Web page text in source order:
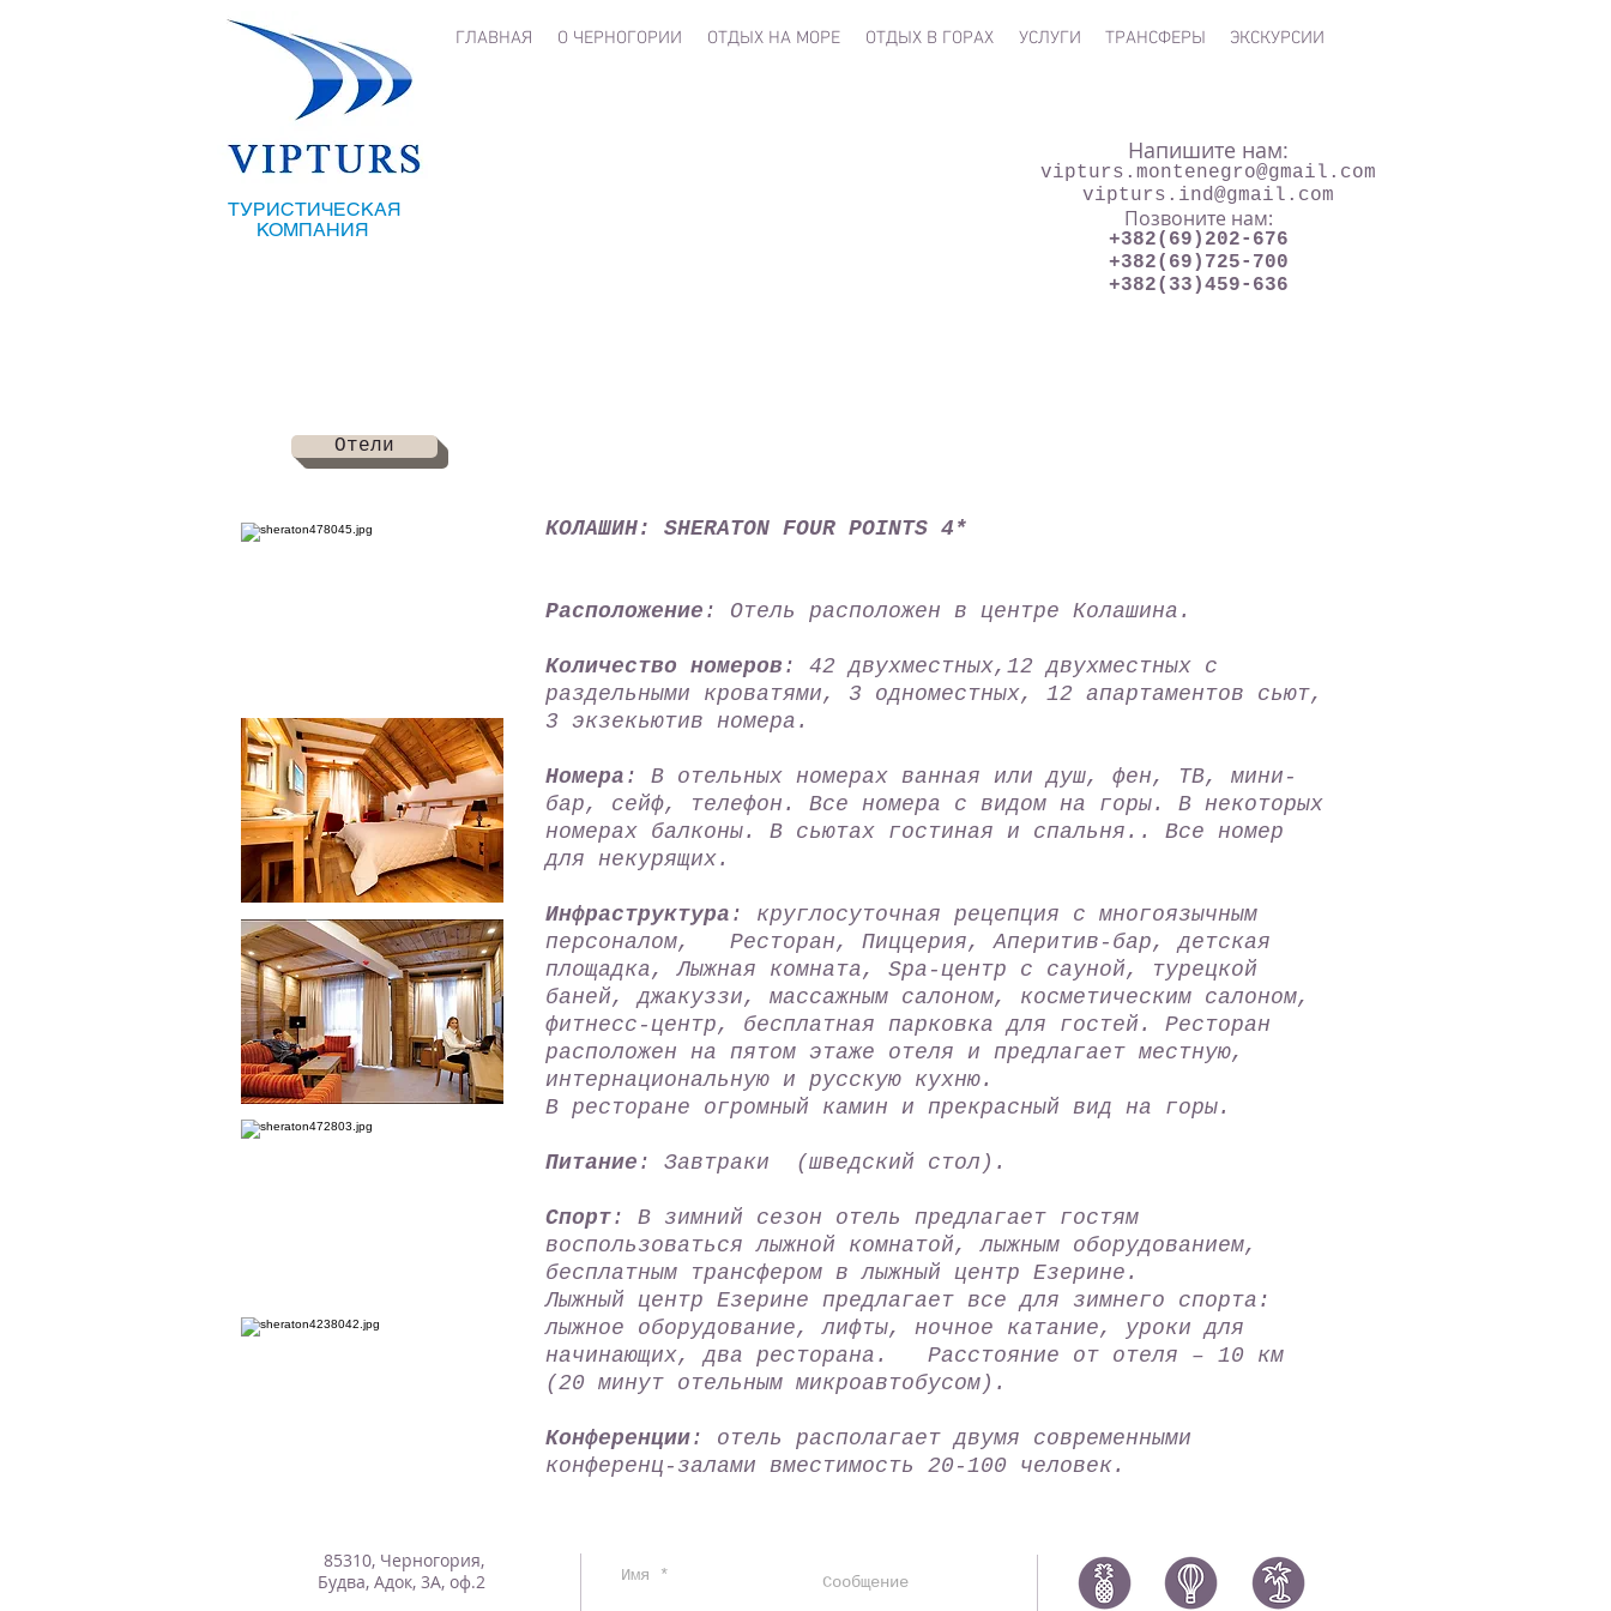
ТУРИСТИЧЕСКАЯ
КОМПАНИЯ
ГЛАВНАЯ О ЧЕРНОГОРИИ ОТДЫХ НА МОРЕ ОТДЫХ В ГОРАХ УСЛУГИ ТРАНСФЕРЫ ЭКСКУРСИИ
Напишите нам:
vipturs.montenegro@gmail.com
vipturs.ind@gmail.com
Позвоните нам:
+382(69)202-676
+382(69)725-700
+382(33)459-636
Отели
КОЛАШИН: SHERATON FOUR POINTS 4*
Расположение : Отель расположен в центре Колашина.
Количество номеров : 42 двухместных,12 двухместных с
раздельными кроватями, 3 одноместных, 12 апартаментов сьют,
3 экзекьютив номера.
Номера : В отельных номерах ванная или душ, фен, ТВ, мини-
бар, сейф, телефон. Все номера с видом на горы. В некоторых
номерах балконы. В сьютах гостиная и спальня.. Все номер
для некурящих.
Инфраструктура : круглосуточная рецепция с многоязычным
персоналом, Ресторан, Пиццерия, Аперитив-бар, детская
площадка, Лыжная комната, Spa-центр с сауной, турецкой
баней, джакуззи, массажным салоном, коcметическим салоном,
фитнесс-центр, бесплатная парковка для гостей. Ресторан
расположен на пятом этаже отеля и предлагает местную,
интернациональную и русскую кухню.
В ресторане огромный камин и прекрасный вид на горы.
Питание : Завтраки (шведский стол).
Спорт: В зимний сезон отель предлагает гостям
воспользоваться лыжной комнатой, лыжным оборудованием,
бесплатным трансфером в лыжный центр Езерине.
Лыжный центр Езерине предлагает все для зимнего спорта:
лыжное оборудование, лифты, ночное катание, уроки для
начинающих, два ресторана. Расстояние от отеля – 10 км
(20 минут отельным микроавтобусом).
Конференции: отель располагает двумя современными
конференц-залами вместимость 20-100 человек.
85310, Черногория,
Будва, Адок, 3А, оф.2